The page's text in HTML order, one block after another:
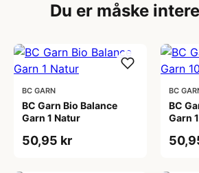
Du er måske
BC GARN
BC Garn Bio Balance
Garn 1 Natur
50,95 kr
BC
BC
Garn